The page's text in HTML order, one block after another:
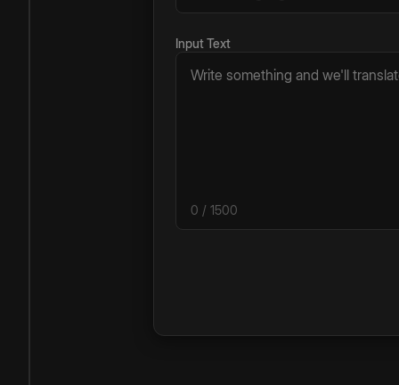
Input Text
0 / 1500